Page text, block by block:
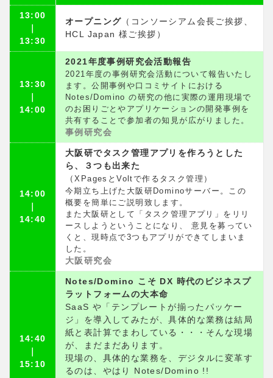
13:00
13:30
オープニング （コンソーシアム会長ご挨拶、
HCL Japan 様ご挨拶）
13:30
14:00
2021年度事例研究会活動報告
2021年度の事例研究会活動について報告いたし
ます。公開事例や口コミサイトにおける
Notes/Domino の研究の他に実際の運用現場で
のお困りごとやアプリケーションの開発事例を
共有することで参加者の知見が広がりました。
事例研究会
14:00
14:40
大阪研でタスク管理アプリを作ろうとした
ら、３つも出来た
（XPagesとVoltで作るタスク管理）
今期立ち上げた大阪研Dominoサーバー。この
概要を簡単にご説明致します。
また大阪研として「タスク管理アプリ」をリリ
ースしようということになり、 意見を募ってい
くと、現時点で3つもアプリができてしまいま
した。
大阪研究会
14:40
15:10
Notes/Domino こそ DX 時代のビジネスプ
ラットフォームの大本命
SaaS や「テンプレートが揃ったパッケー
ジ」を導入してみたが、具体的な業務は結局
紙と表計算でまわしている・・・そんな現場
が、まだまだあります。
現場の、具体的な業務を、デジタルに変革す
るのは、やはり Notes/Domino !!